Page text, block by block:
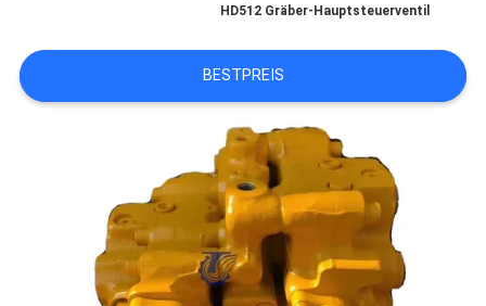
REFERENZEN
SITEMAP
DATENSCHUTZ-
BESTIMMUNGEN
HD512 Gräber-Hauptsteuerventil
BESTPREIS